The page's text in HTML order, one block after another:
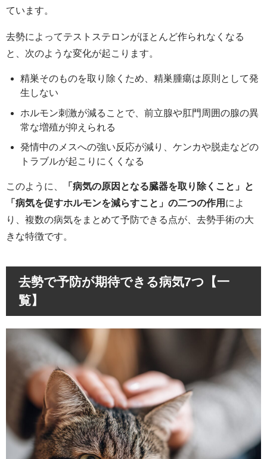
ています。
去勢によってテストステロンがほとんど作られなくなる
と、次のような変化が起こります。
精巣そのものを取り除くため、精巣腫瘍は原則として発
生しない
ホルモン刺激が減ることで、前立腺や肛門周囲の腺の異
常な増殖が抑えられる
発情中のメスへの強い反応が減り、ケンカや脱走などの
トラブルが起こりにくくなる
このように、
「病気の原因となる臓器を取り除くこと」と
「病気を促すホルモンを減らすこと」の二つの作用 によ
り、複数の病気をまとめて予防できる点が、去勢手術の大
きな特徴です。
去勢で予防が期待できる病気7つ【一
覧】